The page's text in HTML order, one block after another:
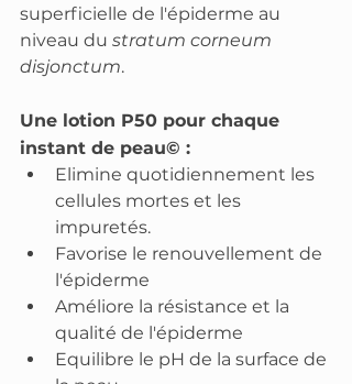
superficielle de l'épiderme au
niveau du stratum corneum
disjonctum.
Une lotion P50 pour chaque
instant de peau© :
Elimine quotidiennement les
cellules mortes et les
impuretés.
Favorise le renouvellement de
l'épiderme
Améliore la résistance et la
qualité de l'épiderme
Equilibre le pH de la surface de